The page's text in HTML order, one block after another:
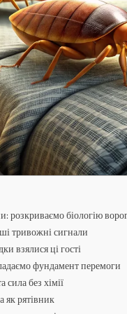
розкриваємо біологію
тривожні сигнали
взялися ці гості
фундамент перемоги
без хімії
як рятівник